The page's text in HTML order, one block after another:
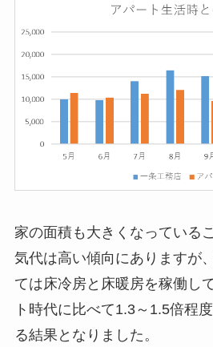
家の面積も大きくなっている
気代は高い傾向にありますが
ては床冷房と床暖房を稼働し
ト時代に比べて1.3～1.5倍程
る結果となりました。